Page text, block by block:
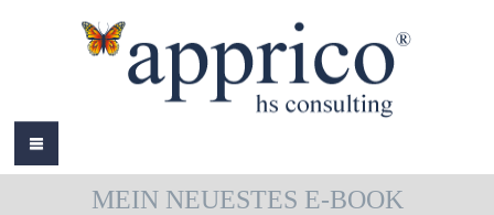
ÜBER MICH
MEIN NEUESTES E-BOOK